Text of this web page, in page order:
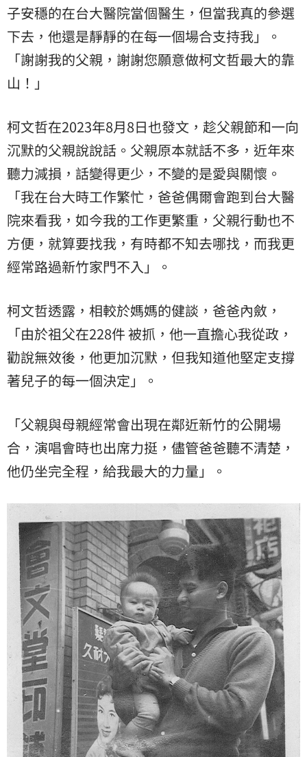
子安穩的在台大醫院當個醫生，但當我真的參選
下去，他還是靜靜的在每一個場合支持我」。
「謝謝我的父親，謝謝您願意做柯文哲最大的靠
山！」
柯文哲在2023年8月8日也發文，趁父親節和一向
沉默的父親說說話。父親原本就話不多，近年來
聽力減損，話變得更少，不變的是愛與關懷。
「我在台大時工作繁忙，爸爸偶爾會跑到台大醫
院來看我，如今我的工作更繁重，父親行動也不
方便，就算要找我，有時都不知去哪找，而我更
經常路過新竹家門不入」。
柯文哲透露，相較於媽媽的健談，爸爸內斂，
「由於祖父在228件 被抓，他一直擔心我從政，
勸說無效後，他更加沉默，但我知道他堅定支撐
著兒子的每一個決定」。
「父親與母親經常會出現在鄰近新竹的公開場
合，演唱會時也出席力挺，儘管爸爸聽不清楚，
他仍坐完全程，給我最大的力量」。